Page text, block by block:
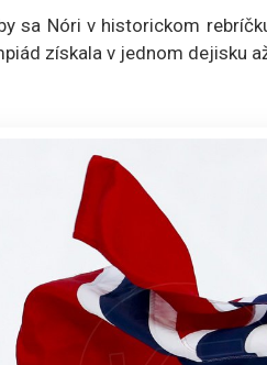
sa Nóri v historickom
získala v jednom dejisku